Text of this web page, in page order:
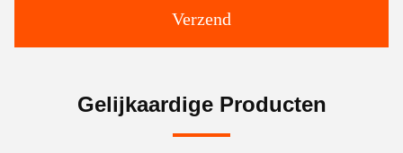
Verzend
Gelijkaardige Producten